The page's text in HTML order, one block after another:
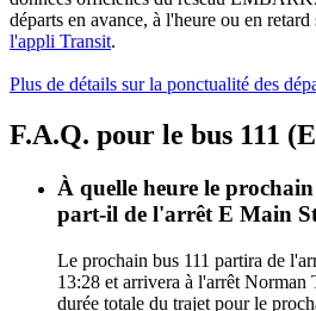
départs en avance, à l'heure ou en
l'appli Transit.
Plus de détails sur la ponctualité des
F.A.Q. pour le bus 111
À quelle heure le
part-il de l'arrêt E Main St
Le prochain bus 111 partira de
13:28 et arrivera à l'arrêt
durée totale du trajet pour le